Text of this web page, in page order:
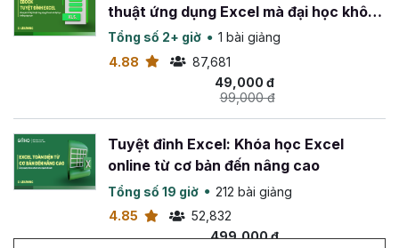
thuật ứng dụng Excel mà đại học không
dạy bạn
Tổng số 2+ giờ
1 bài giảng
4.88
87,681
49,000 đ
99,000 đ
Tuyệt đỉnh Excel: Khóa học Excel
online từ cơ bản đến nâng cao
Tổng số 19 giờ
212 bài giảng
4.85
52,832
499,000 đ